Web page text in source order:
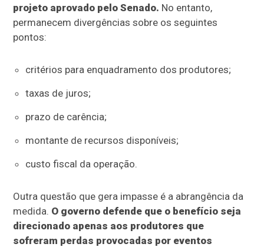
projeto aprovado pelo Senado. No entanto,
permanecem divergências sobre os seguintes
pontos:
critérios para enquadramento dos produtores;
taxas de juros;
prazo de carência;
montante de recursos disponíveis;
custo fiscal da operação.
Outra questão que gera impasse é a abrangência da
medida. O governo defende que o benefício seja
direcionado apenas aos produtores que
sofreram perdas provocadas por eventos